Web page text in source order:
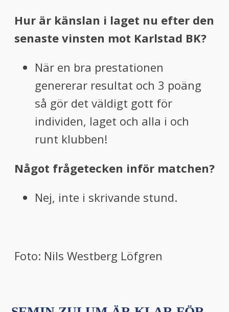
Hur är känslan i laget nu efter den
senaste vinsten mot Karlstad BK?
När en bra prestationen
genererar resultat och 3 poäng
så gör det väldigt gott för
individen, laget och alla i och
runt klubben!
Något frågetecken inför matchen?
Nej, inte i skrivande stund.
Foto: Nils Westberg Löfgren